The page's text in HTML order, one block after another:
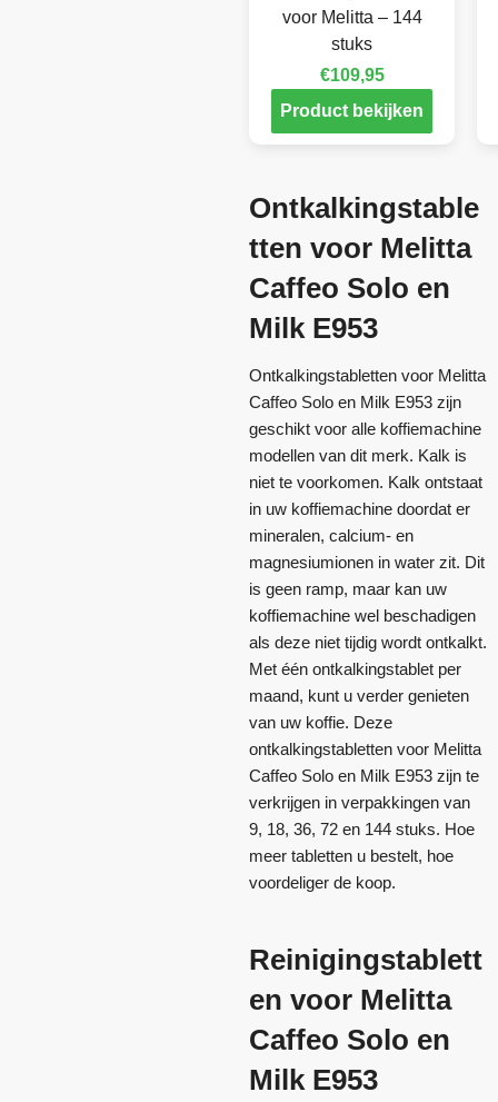
voor Melitta – 144
stuks
€109,95
Product bekijken
Ontkalkingstable
tten voor Melitta
Caffeo Solo en
Milk E953
Ontkalkingstabletten voor Melitta
Caffeo Solo en Milk E953 zijn
geschikt voor alle koffiemachine
modellen van dit merk. Kalk is
niet te voorkomen. Kalk ontstaat
in uw koffiemachine doordat er
mineralen, calcium- en
magnesiumionen in water zit. Dit
is geen ramp, maar kan uw
koffiemachine wel beschadigen
als deze niet tijdig wordt ontkalkt.
Met één ontkalkingstablet per
maand, kunt u verder genieten
van uw koffie. Deze
ontkalkingstabletten voor Melitta
Caffeo Solo en Milk E953 zijn te
verkrijgen in verpakkingen van
9, 18, 36, 72 en 144 stuks. Hoe
meer tabletten u bestelt, hoe
voordeliger de koop.
Reinigingstablett
en voor Melitta
Caffeo Solo en
Milk E953